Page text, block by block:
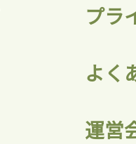
プラ
よく
運営